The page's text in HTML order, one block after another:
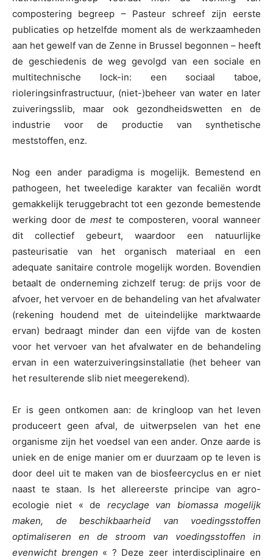
compostering begreep – Pasteur schreef zijn eerste
publicaties op hetzelfde moment als de werkzaamheden
aan het gewelf van de Zenne in Brussel begonnen – heeft
de geschiedenis de weg gevolgd van een sociale en
multitechnische lock-in: een sociaal taboe,
rioleringsinfrastructuur, (niet-)beheer van water en later
zuiveringsslib, maar ook gezondheidswetten en de
industrie voor de productie van synthetische
meststoffen, enz.
Nog een ander paradigma is mogelijk. Bemestend en
pathogeen, het tweeledige karakter van fecaliën wordt
gemakkelijk teruggebracht tot een gezonde bemestende
werking door demestte composteren, vooral wanneer
dit collectief gebeurt, waardoor een natuurlijke
pasteurisatie van het organisch materiaal en een
adequate sanitaire controle mogelijk worden. Bovendien
betaalt de onderneming zichzelf terug: de prijs voor de
afvoer, het vervoer en de behandeling van het afvalwater
(rekening houdend met de uiteindelijke marktwaarde
ervan) bedraagt minder dan een vijfde van de kosten
voor het vervoer van het afvalwater en de behandeling
ervan in een waterzuiveringsinstallatie (het beheer van
het resulterende slib niet meegerekend).
Er is geen ontkomen aan: de kringloop van het leven
produceert geen afval, de uitwerpselen van het ene
organisme zijn het voedsel van een ander. Onze aarde is
uniek en de enige manier om er duurzaam op te leven is
door deel uit te maken van de biosfeercyclus en er niet
naast te staan. Is het allereerste principe van agro-
ecologie niet « de recyclage van biomassa mogelijk
maken, de beschikbaarheid van voedingsstoffen
optimaliseren en de stroom van voedingsstoffen in
evenwicht brengen « ? Deze zeer interdisciplinaire en